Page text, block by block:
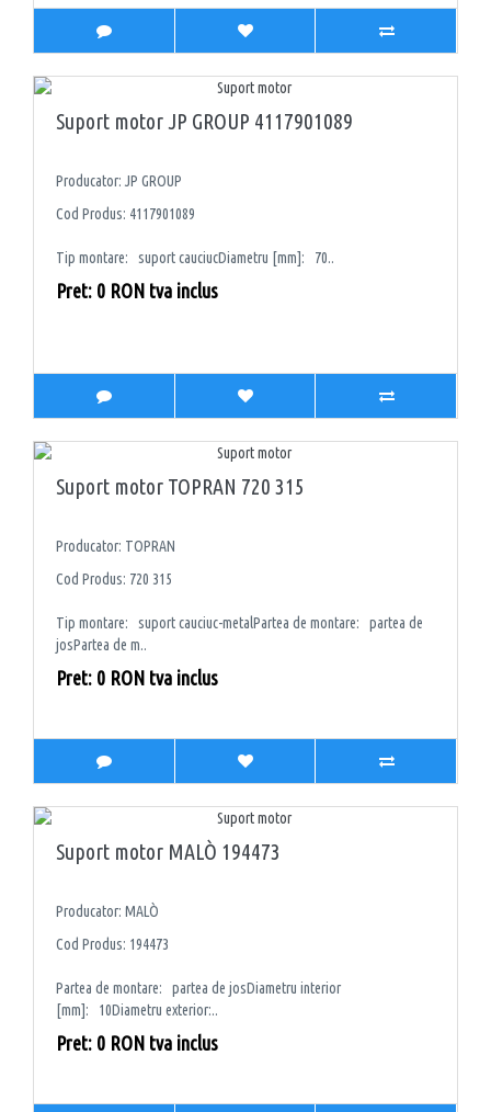
Suport motor JP GROUP 4117901089
Producator: JP GROUP
Cod Produs: 4117901089
Tip montare: suport cauciucDiametru [mm]: 70..
Pret: 0 RON tva inclus
Suport motor TOPRAN 720 315
Producator: TOPRAN
Cod Produs: 720 315
Tip montare: suport cauciuc-metalPartea de montare: partea de
josPartea de m..
Pret: 0 RON tva inclus
Suport motor MALÒ 194473
Producator: MALÒ
Cod Produs: 194473
Partea de montare: partea de josDiametru interior
[mm]: 10Diametru exterior:..
Pret: 0 RON tva inclus